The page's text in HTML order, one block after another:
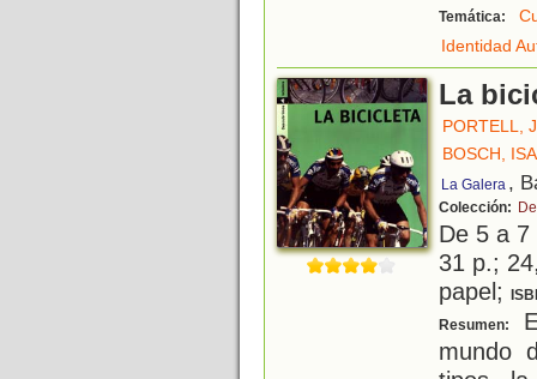
Temática:
Identidad
La
PORTELL,
BOSCH,
La Galera ,
Colección:
De 5 a
31 p.;
papel;
Resumen:
mundo